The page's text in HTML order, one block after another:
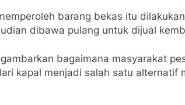
barang bekas itu
dibawa pulang untuk dijual
bagaimana masyarakat
kapal menjadi salah satu